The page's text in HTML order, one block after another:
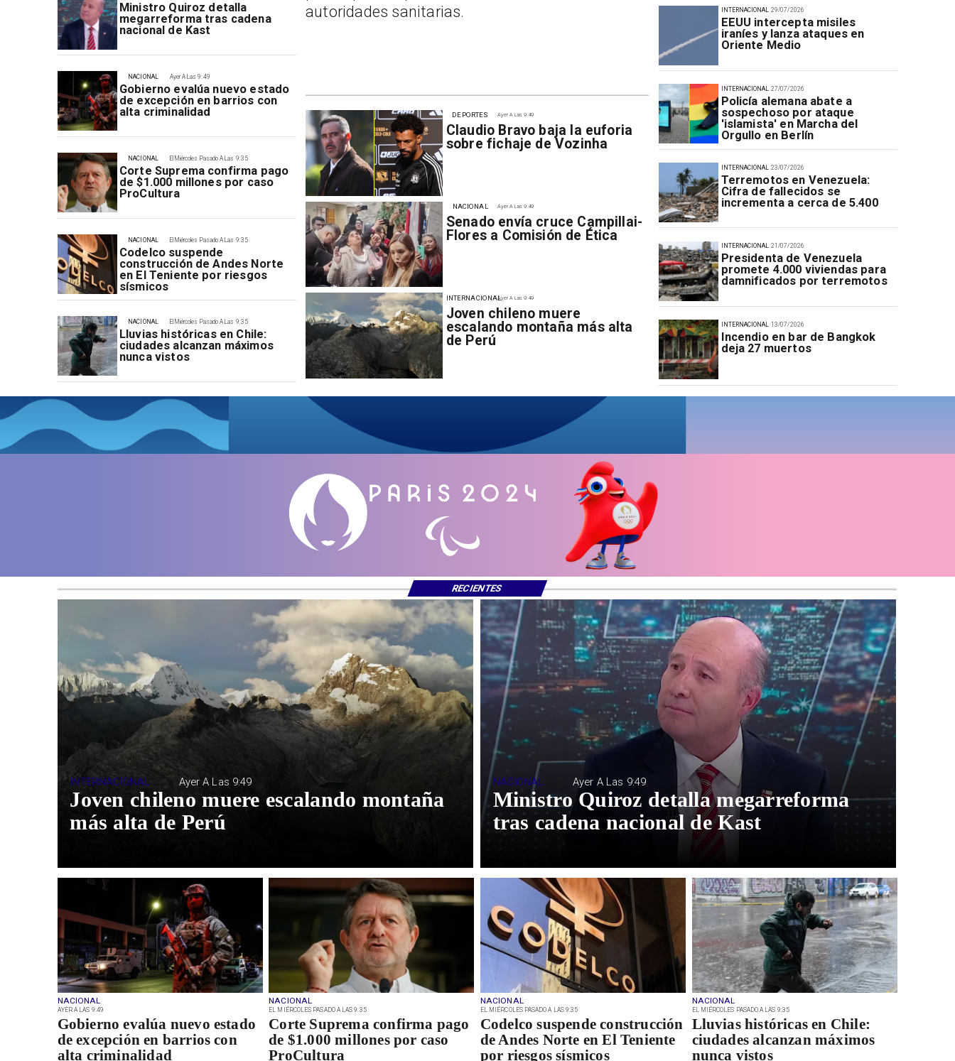
29/07/2026
EEUU intercepta misiles
iraníes y lanza ataques en
Oriente Medio
INTERNACIONAL
27/07/2026
Policía alemana abate a
sospechoso por ataque
'islamista' en Marcha del
Orgullo en Berlín
INTERNACIONAL
23/07/2026
Terremotos en Venezuela:
Cifra de fallecidos se
incrementa a cerca de 5.400
INTERNACIONAL
21/07/2026
Presidenta de Venezuela
promete 4.000 viviendas para
damnificados por terremotos
INTERNACIONAL
13/07/2026
Incendio en bar de Bangkok
deja 27 muertos
INTERNACIONAL
Ministro Quiroz detalla
megarreforma tras cadena
nacional de Kast
Ayer A Las 9:49
Gobierno evalúa nuevo estado
de excepción en barrios con
alta criminalidad
NACIONAL
El Miércoles Pasado A Las 9:35
Corte Suprema confirma pago
de $1.000 millones por caso
ProCultura
NACIONAL
El Miércoles Pasado A Las 9:35
Codelco suspende
construcción de Andes Norte
en El Teniente por riesgos
sísmicos
NACIONAL
El Miércoles Pasado A Las 9:35
Lluvias históricas en Chile:
ciudades alcanzan máximos
nunca vistos
NACIONAL
Ayer A Las 9:49
Claudio Bravo baja la euforia
sobre fichaje de Vozinha
DEPORTES
Ayer A Las 9:49
Senado envía cruce Campillai-
Flores a Comisión de Ética
NACIONAL
Ayer A Las 9:49
Joven chileno muere
escalando montaña más alta
de Perú
INTERNACIONAL
autoridades sanitarias.
Joven chileno muere escalando montaña
más alta de Perú
INTERNACIONAL Ayer A Las 9:49
Ministro Quiroz detalla megarreforma
tras cadena nacional de Kast
NACIONAL Ayer A Las 9:49
NACIONAL
AYER A LAS 9:49
Gobierno evalúa nuevo estado
de excepción en barrios con
alta criminalidad
NACIONAL
EL MIÉRCOLES PASADO A LAS 9:35
Corte Suprema confirma pago
de $1.000 millones por caso
ProCultura
NACIONAL
EL MIÉRCOLES PASADO A LAS 9:35
Codelco suspende construcción
de Andes Norte en El Teniente
por riesgos sísmicos
NACIONAL
EL MIÉRCOLES PASADO A LAS 9:35
Lluvias históricas en Chile:
ciudades alcanzan máximos
nunca vistos
RECIENTES